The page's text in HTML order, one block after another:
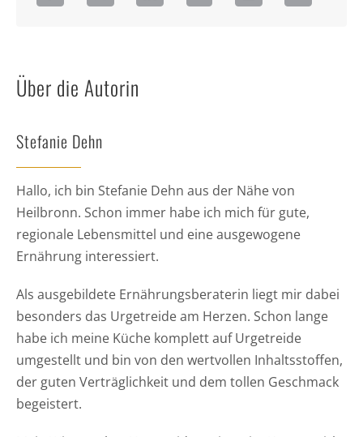
Über die Autorin
Stefanie Dehn
Hallo, ich bin Stefanie Dehn aus der Nähe von
Heilbronn. Schon immer habe ich mich für gute,
regionale Lebensmittel und eine ausgewogene
Ernährung interessiert.
Als ausgebildete Ernährungsberaterin liegt mir dabei
besonders das Urgetreide am Herzen. Schon lange
habe ich meine Küche komplett auf Urgetreide
umgestellt und bin von den wertvollen Inhaltsstoffen,
der guten Verträglichkeit und dem tollen Geschmack
begeistert.